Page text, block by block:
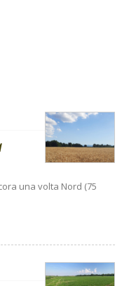
una volta Nord (75